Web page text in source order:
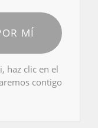
MÍ
haz clic en el
contigo